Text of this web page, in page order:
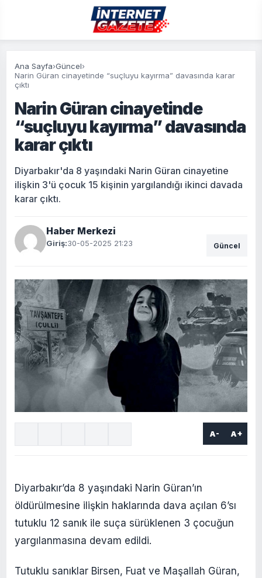
Ana Sayfa›Güncel›
Narin Güran cinayetinde “suçluyu kayırma” davasında karar
çıktı
Narin Güran cinayetinde
“suçluyu kayırma” davasında
karar çıktı
Diyarbakır'da 8 yaşındaki Narin Güran cinayetine
ilişkin 3'ü çocuk 15 kişinin yargılandığı ikinci davada
karar çıktı.
Haber Merkezi
Giriş:30-05-2025 21:23 Güncel
A- A+
Diyarbakır’da 8 yaşındaki Narin Güran’ın
öldürülmesine ilişkin haklarında dava açılan 6’sı
tutuklu 12 sanık ile suça sürüklenen 3 çocuğun
yargılanmasına devam edildi.
Tutuklu sanıklar Birsen, Fuat ve Maşallah Güran,